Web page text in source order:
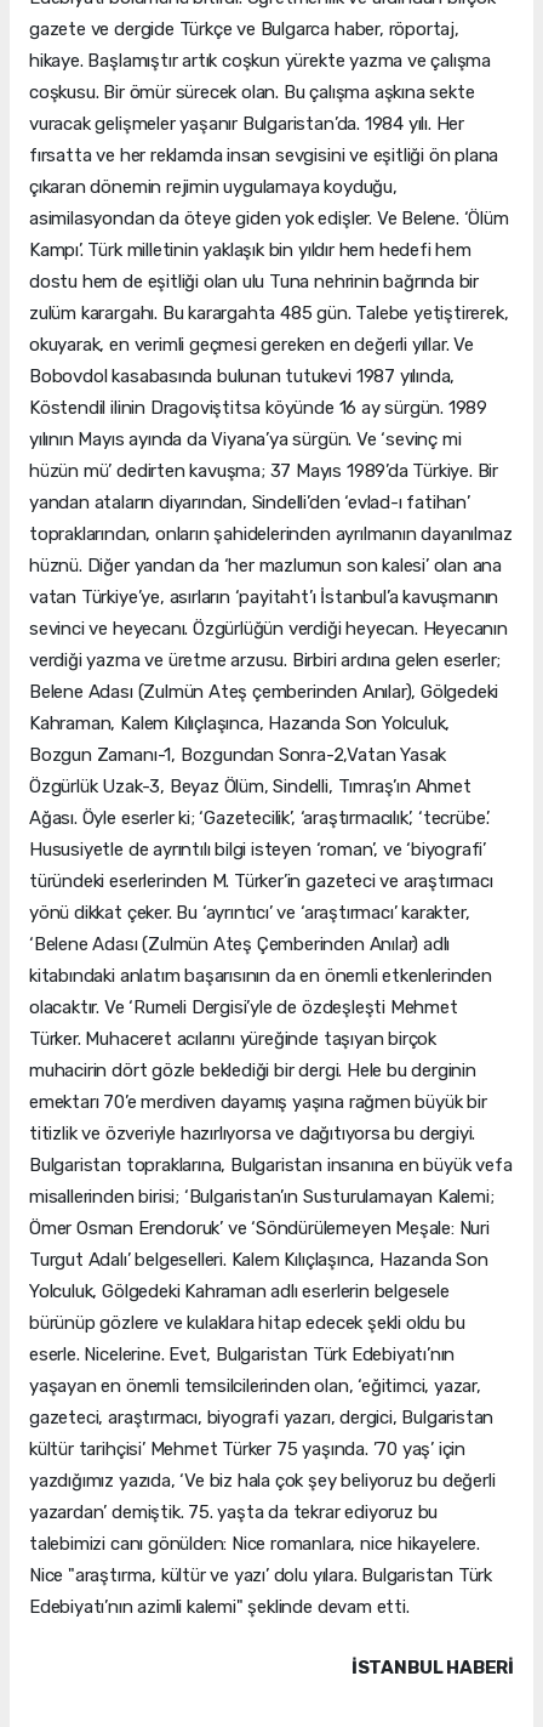
gazete ve dergide Türkçe ve Bulgarca haber, röportaj,
hikaye. Başlamıştır artık coşkun yürekte yazma ve çalışma
coşkusu. Bir ömür sürecek olan. Bu çalışma aşkına sekte
vuracak gelişmeler yaşanır Bulgaristan’da. 1984 yılı. Her
fırsatta ve her reklamda insan sevgisini ve eşitliği ön plana
çıkaran dönemin rejimin uygulamaya koyduğu,
asimilasyondan da öteye giden yok edişler. Ve Belene. ‘Ölüm
Kampı’. Türk milletinin yaklaşık bin yıldır hem hedefi hem
dostu hem de eşitliği olan ulu Tuna nehrinin bağrında bir
zulüm karargahı. Bu karargahta 485 gün. Talebe yetiştirerek,
okuyarak, en verimli geçmesi gereken en değerli yıllar. Ve
Bobovdol kasabasında bulunan tutukevi 1987 yılında,
Köstendil ilinin Dragoviştitsa köyünde 16 ay sürgün. 1989
yılının Mayıs ayında da Viyana’ya sürgün. Ve ‘sevinç mi
hüzün mü’ dedirten kavuşma; 37 Mayıs 1989’da Türkiye. Bir
yandan ataların diyarından, Sindelli’den ‘evlad-ı fatihan’
topraklarından, onların şahidelerinden ayrılmanın dayanılmaz
hüznü. Diğer yandan da ‘her mazlumun son kalesi’ olan ana
vatan Türkiye’ye, asırların ‘payitaht’ı İstanbul’a kavuşmanın
sevinci ve heyecanı. Özgürlüğün verdiği heyecan. Heyecanın
verdiği yazma ve üretme arzusu. Birbiri ardına gelen eserler;
Belene Adası (Zulmün Ateş çemberinden Anılar), Gölgedeki
Kahraman, Kalem Kılıçlaşınca, Hazanda Son Yolculuk,
Bozgun Zamanı-1, Bozgundan Sonra-2,Vatan Yasak
Özgürlük Uzak-3, Beyaz Ölüm, Sindelli, Tımraş’ın Ahmet
Ağası. Öyle eserler ki; ‘Gazetecilik’, ‘araştırmacılık’, ‘tecrübe’.
Hususiyetle de ayrıntılı bilgi isteyen ‘roman’, ve ‘biyografi’
türündeki eserlerinden M. Türker’in gazeteci ve araştırmacı
yönü dikkat çeker. Bu ‘ayrıntıcı’ ve ‘araştırmacı’ karakter,
‘Belene Adası (Zulmün Ateş Çemberinden Anılar) adlı
kitabındaki anlatım başarısının da en önemli etkenlerinden
olacaktır. Ve ‘Rumeli Dergisi’yle de özdeşleşti Mehmet
Türker. Muhaceret acılarını yüreğinde taşıyan birçok
muhacirin dört gözle beklediği bir dergi. Hele bu derginin
emektarı 70’e merdiven dayamış yaşına rağmen büyük bir
titizlik ve özveriyle hazırlıyorsa ve dağıtıyorsa bu dergiyi.
Bulgaristan topraklarına, Bulgaristan insanına en büyük vefa
misallerinden birisi; ‘Bulgaristan’ın Susturulamayan Kalemi;
Ömer Osman Erendoruk’ ve ‘Söndürülemeyen Meşale: Nuri
Turgut Adalı’ belgeselleri. Kalem Kılıçlaşınca, Hazanda Son
Yolculuk, Gölgedeki Kahraman adlı eserlerin belgesele
bürünüp gözlere ve kulaklara hitap edecek şekli oldu bu
eserle. Nicelerine. Evet, Bulgaristan Türk Edebiyatı’nın
yaşayan en önemli temsilcilerinden olan, ‘eğitimci, yazar,
gazeteci, araştırmacı, biyografi yazarı, dergici, Bulgaristan
kültür tarihçisi’ Mehmet Türker 75 yaşında. ’70 yaş’ için
yazdığımız yazıda, ‘Ve biz hala çok şey beliyoruz bu değerli
yazardan’ demiştik. 75. yaşta da tekrar ediyoruz bu
talebimizi canı gönülden: Nice romanlara, nice hikayelere.
Nice "araştırma, kültür ve yazı’ dolu yılara. Bulgaristan Türk
Edebiyatı’nın azimli kalemi" şeklinde devam etti.
İSTANBUL HABERİ